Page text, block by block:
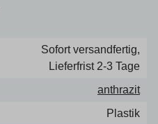
Sofort versandfertig,
Lieferfrist 2-3 Tage
anthrazit
Plastik